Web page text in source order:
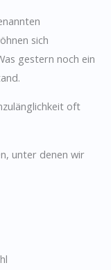
sich
gestern noch ein
oft
unter denen wir